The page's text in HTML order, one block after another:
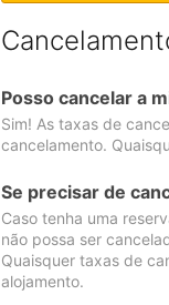
Posso cancelar a
Sim! As taxas de
cancelamento.
Se precisar de
Caso tenha uma
não possa ser
Quaisquer taxas de
alojamento.